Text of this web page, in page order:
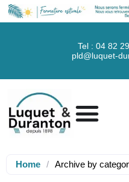
Tel : 04 82
pld@luquet-
Home / Archive by